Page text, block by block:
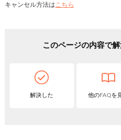
キャンセル方法は こちら
このページの内容で
解決した 他のFAQを